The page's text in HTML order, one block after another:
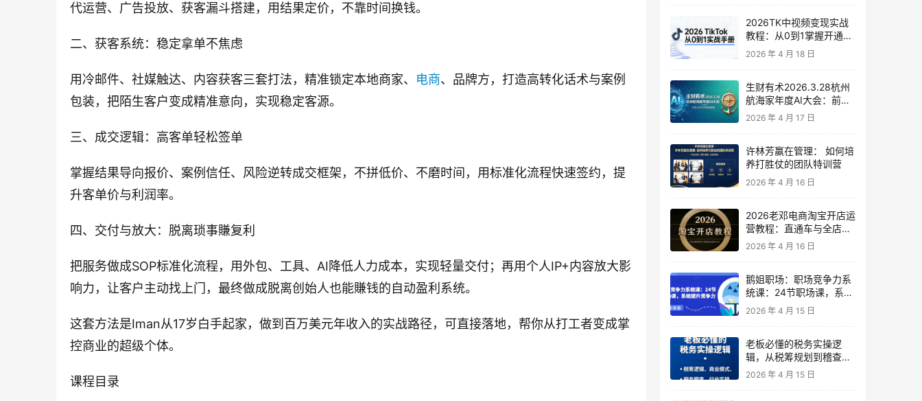
代运营、广告投放、获客漏斗搭建，用结果定价，不靠时间换钱。
二、获客系统：稳定拿单不焦虑
用冷邮件、社媒触达、内容获客三套打法，精准锁定本地商家、 电商、品牌方，打造高转化话术与案例
包装，把陌生客户变成精准意向，实现稳定客源。
三、成交逻辑：高客单轻松签单
掌握结果导向报价、案例信任、风险逆转成交框架，不拼低价、不磨时间，用标准化流程快速签约，提
升客单价与利润率。
四、交付与放大：脱离琐事賺复利
把服务做成SOP标准化流程，用外包、工具、AI降低人力成本，实现轻量交付；再用个人IP+内容放大影
响力，让客户主动找上门，最终做成脱离创始人也能賺钱的自动盈利系统。
这套方法是Iman从17岁白手起家，做到百万美元年收入的实战路径，可直接落地，帮你从打工者变成掌
控商业的超级个体。
课程目录
2026TK中视频变现实战
教程：从0到1掌握开通、
养号、剪辑到变现，新手
副业首选
2026 年 4 月 18 日
生财有术2026.3.28杭州
航海家年度AI大会：前沿
趋势×落地案例×技能图谱
2026 年 4 月 17 日
许林芳赢在管理： 如何培
养打胜仗的团队特训营
2026 年 4 月 16 日
2026老邓电商淘宝开店运
营教程：直通车与全店推
广系统课
2026 年 4 月 16 日
鹅姐职场：职场竞争力系
统课：24节职场课，系统
提升竞争力
2026 年 4 月 15 日
老板必懂的税务实操逻
辑，从税筹规划到稽查应
对，为企业稳健增长保驾
2026 年 4 月 15 日